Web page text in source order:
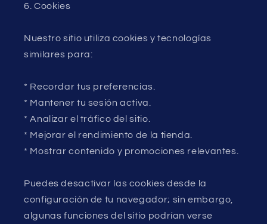
6. Cookies
Nuestro sitio utiliza cookies y tecnologías
similares para:
* Recordar tus preferencias.
* Mantener tu sesión activa.
* Analizar el tráfico del sitio.
* Mejorar el rendimiento de la tienda.
* Mostrar contenido y promociones relevantes.
Puedes desactivar las cookies desde la
configuración de tu navegador; sin embargo,
algunas funciones del sitio podrían verse